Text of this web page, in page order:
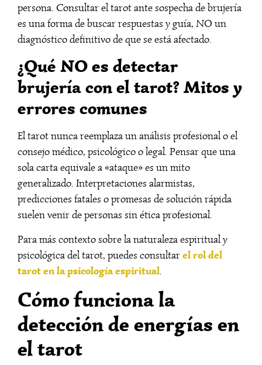
persona. Consultar el tarot ante sospecha de brujería
es una forma de buscar respuestas y guía, NO un
diagnóstico definitivo de que se está afectado.
¿Qué NO es detectar
brujería con el tarot? Mitos y
errores comunes
El tarot nunca reemplaza un análisis profesional o el
consejo médico, psicológico o legal. Pensar que una
sola carta equivale a «ataque» es un mito
generalizado. Interpretaciones alarmistas,
predicciones fatales o promesas de solución rápida
suelen venir de personas sin ética profesional.
Para más contexto sobre la naturaleza espiritual y
psicológica del tarot, puedes consultarel rol del
tarot en la psicología espiritual.
Cómo funciona la
detección de energías en
el tarot